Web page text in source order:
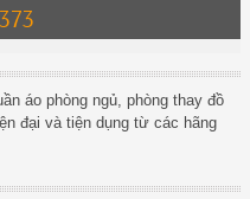
áo phòng ngủ, phòng thay đồ
đại và tiện dụng từ các hãng